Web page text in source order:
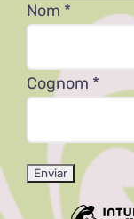
Nom *
Cognom *